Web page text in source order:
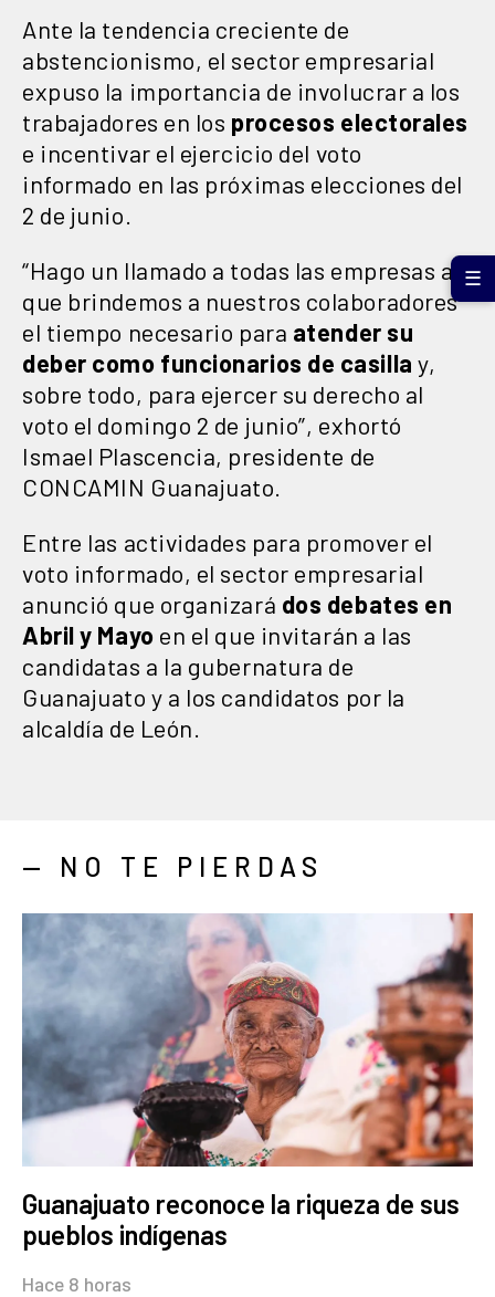
Ante la tendencia creciente de
abstencionismo, el sector empresarial
expuso la importancia de involucrar a los
trabajadores en los procesos electorales
e incentivar el ejercicio del voto
informado en las próximas elecciones del
2 de junio.
“Hago un llamado a todas las empresas a
que brindemos a nuestros colaboradores
el tiempo necesario para atender su
deber como funcionarios de casilla y,
sobre todo, para ejercer su derecho al
voto el domingo 2 de junio”, exhortó
Ismael Plascencia, presidente de
CONCAMIN Guanajuato.
Entre las actividades para promover el
voto informado, el sector empresarial
anunció que organizará dos debates en
Abril y Mayo en el que invitarán a las
candidatas a la gubernatura de
Guanajuato y a los candidatos por la
alcaldía de León.
— NO TE PIERDAS
Guanajuato reconoce la riqueza de sus
pueblos indígenas
Hace 8 horas
☰